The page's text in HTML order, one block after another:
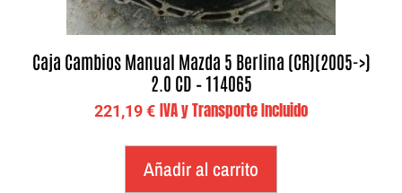
Caja Cambios Manual Mazda 5 Berlina (CR)(2005->)
2.0 CD – 114065
221,19€ IVA y Transporte Incluido
Añadir al carrito